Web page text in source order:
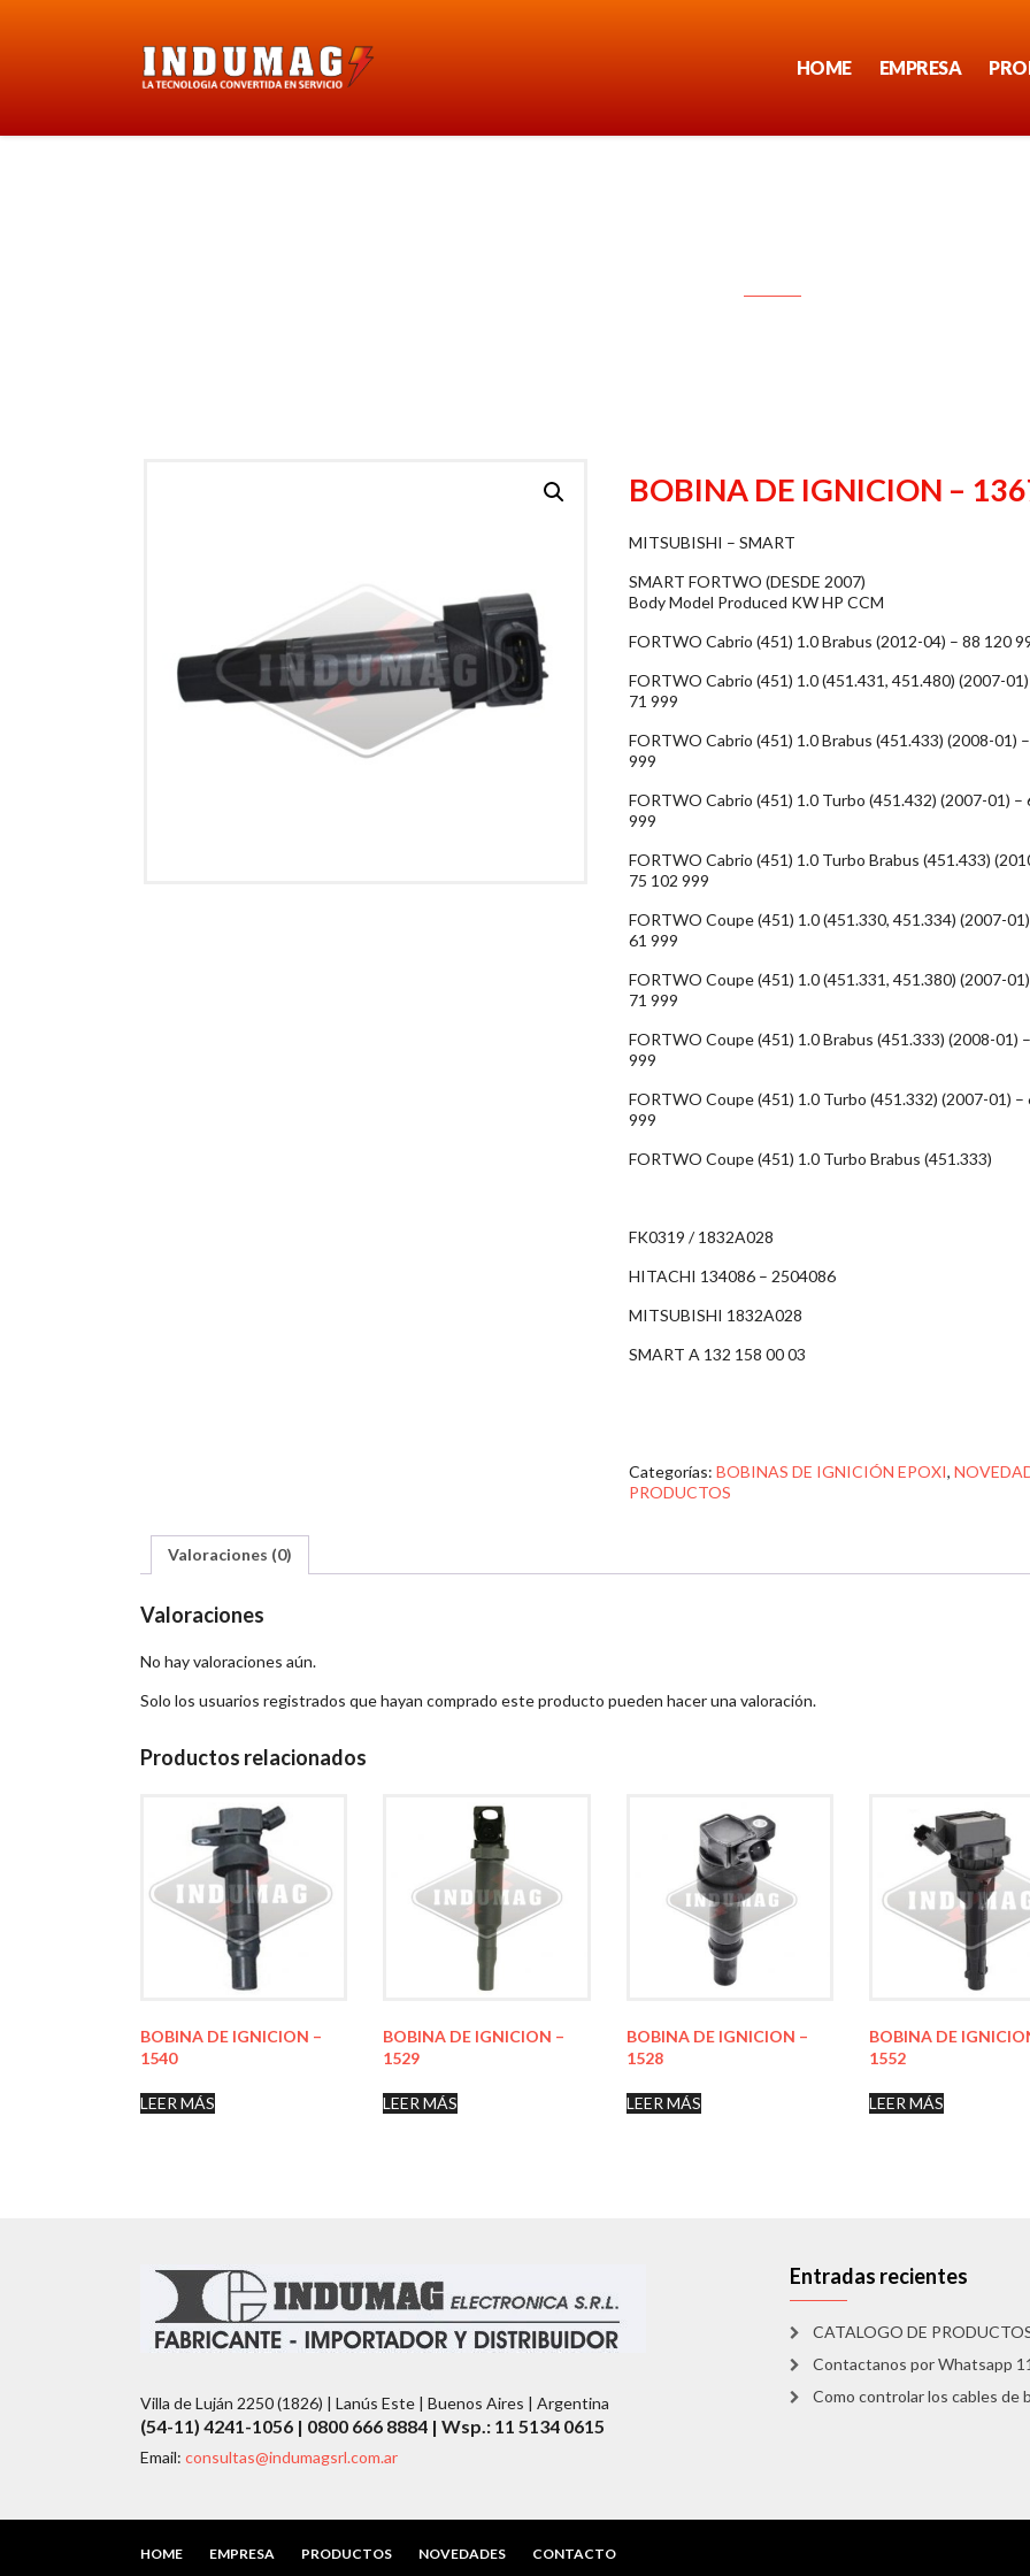
HOME EMPRESA
BOBINA DE IGNICION –
MITSUBISHI – SMART
SMART FORTWO (DESDE 2007)
Body Model Produced KW HP CCM
FORTWO Cabrio (451) 1.0 Brabus (2012-04) – 88 120
FORTWO Cabrio (451) 1.0 (451.431, 451.480) (2007-
71 999
FORTWO Cabrio (451) 1.0 Brabus (451.433) (2008-01)
999
FORTWO Cabrio (451) 1.0 Turbo (451.432) (2007-01) –
999
FORTWO Cabrio (451) 1.0 Turbo Brabus (451.433)
75 102 999
FORTWO Coupe (451) 1.0 (451.330, 451.334) (2007-
61 999
FORTWO Coupe (451) 1.0 (451.331, 451.380) (2007-
71 999
FORTWO Coupe (451) 1.0 Brabus (451.333) (2008-01)
999
FORTWO Coupe (451) 1.0 Turbo (451.332) (2007-01) –
999
FORTWO Coupe (451) 1.0 Turbo Brabus (451.333)
FK0319 / 1832A028
HITACHI 134086 – 2504086
MITSUBISHI 1832A028
SMART A 132 158 00 03
Categorías:BOBINAS DE IGNICIÓN EPOXI,
PRODUCTOS
Valoraciones (0)
Valoraciones
No hay valoraciones aún.
Solo los usuarios registrados que hayan comprado este producto pueden hacer una valoración.
Productos relacionados
BOBINA DE IGNICION –
1540
LEER MÁS
BOBINA DE IGNICION –
1529
LEER MÁS
BOBINA DE IGNICION –
1528
LEER MÁS
BOBINA DE
1552
LEER MÁS
Villa de Luján 2250 (1826) | Lanús Este | Buenos Aires | Argentina
(54-11) 4241-1056 | 0800 666 8884 | Wsp.: 11 5134 0615
Email: consultas@indumagsrl.com.ar
Entradas recientes
CATALOGO DE
Contactanos por Whatsapp
Como controlar los cables de
HOME EMPRESA PRODUCTOS NOVEDADES CONTACTO